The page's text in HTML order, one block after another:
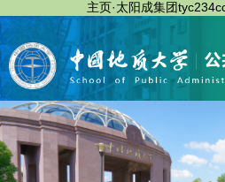
主页·太阳成集团